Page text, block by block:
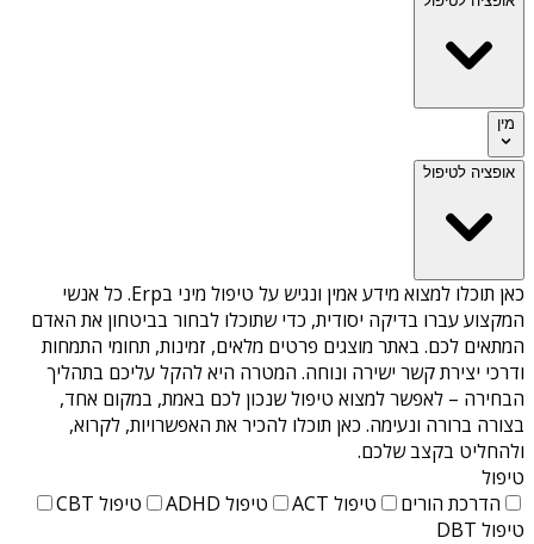
מין
אופציה לטיפול
כאן תוכלו למצוא מידע אמין ונגיש על טיפול מיני בErp
. כל אנשי
המקצוע עברו בדיקה יסודית, כדי שתוכלו לבחור בביטחון את האדם
המתאים לכם. באתר מוצגים פרטים מלאים, זמינות, תחומי התמחות
ודרכי יצירת קשר ישירה ונוחה. המטרה היא להקל עליכם בתהליך
הבחירה – לאפשר למצוא טיפול שנכון לכם באמת, במקום אחד,
בצורה ברורה ונעימה. כאן תוכלו להכיר את האפשרויות, לקרוא,
ולהחליט בקצב שלכם.
טיפול
הדרכת הורים
טיפול ACT טיפול ADHD
טיפול CBT
טיפול DBT